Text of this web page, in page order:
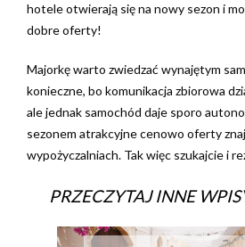
hotele otwierają się na nowy sezon i
dobre oferty!
Majorkę warto zwiedzać wynajętym
konieczne, bo komunikacja zbiorowa
ale jednak samochód daje sporo
sezonem atrakcyjne cenowo oferty
wypożyczalniach. Tak więc szukajcie i
PRZECZYTAJ INNE